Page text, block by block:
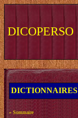
DICOPERSO
DICTIONNAIRES
» Sommaire